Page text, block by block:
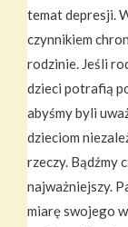
temat depresji.
czynnikiem
rodzinie. Jeśli
dzieci potrafią
abyśmy byli
dzieciom
rzeczy. Bądźmy
najważniejszy.
miarę swojego